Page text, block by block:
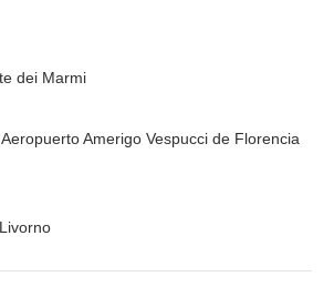
dei Marmi
Aeropuerto Amerigo Vespucci de Florencia